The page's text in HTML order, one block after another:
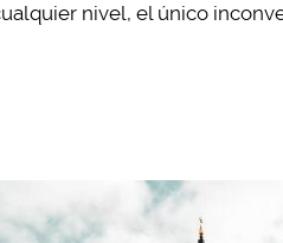
nivel, el único